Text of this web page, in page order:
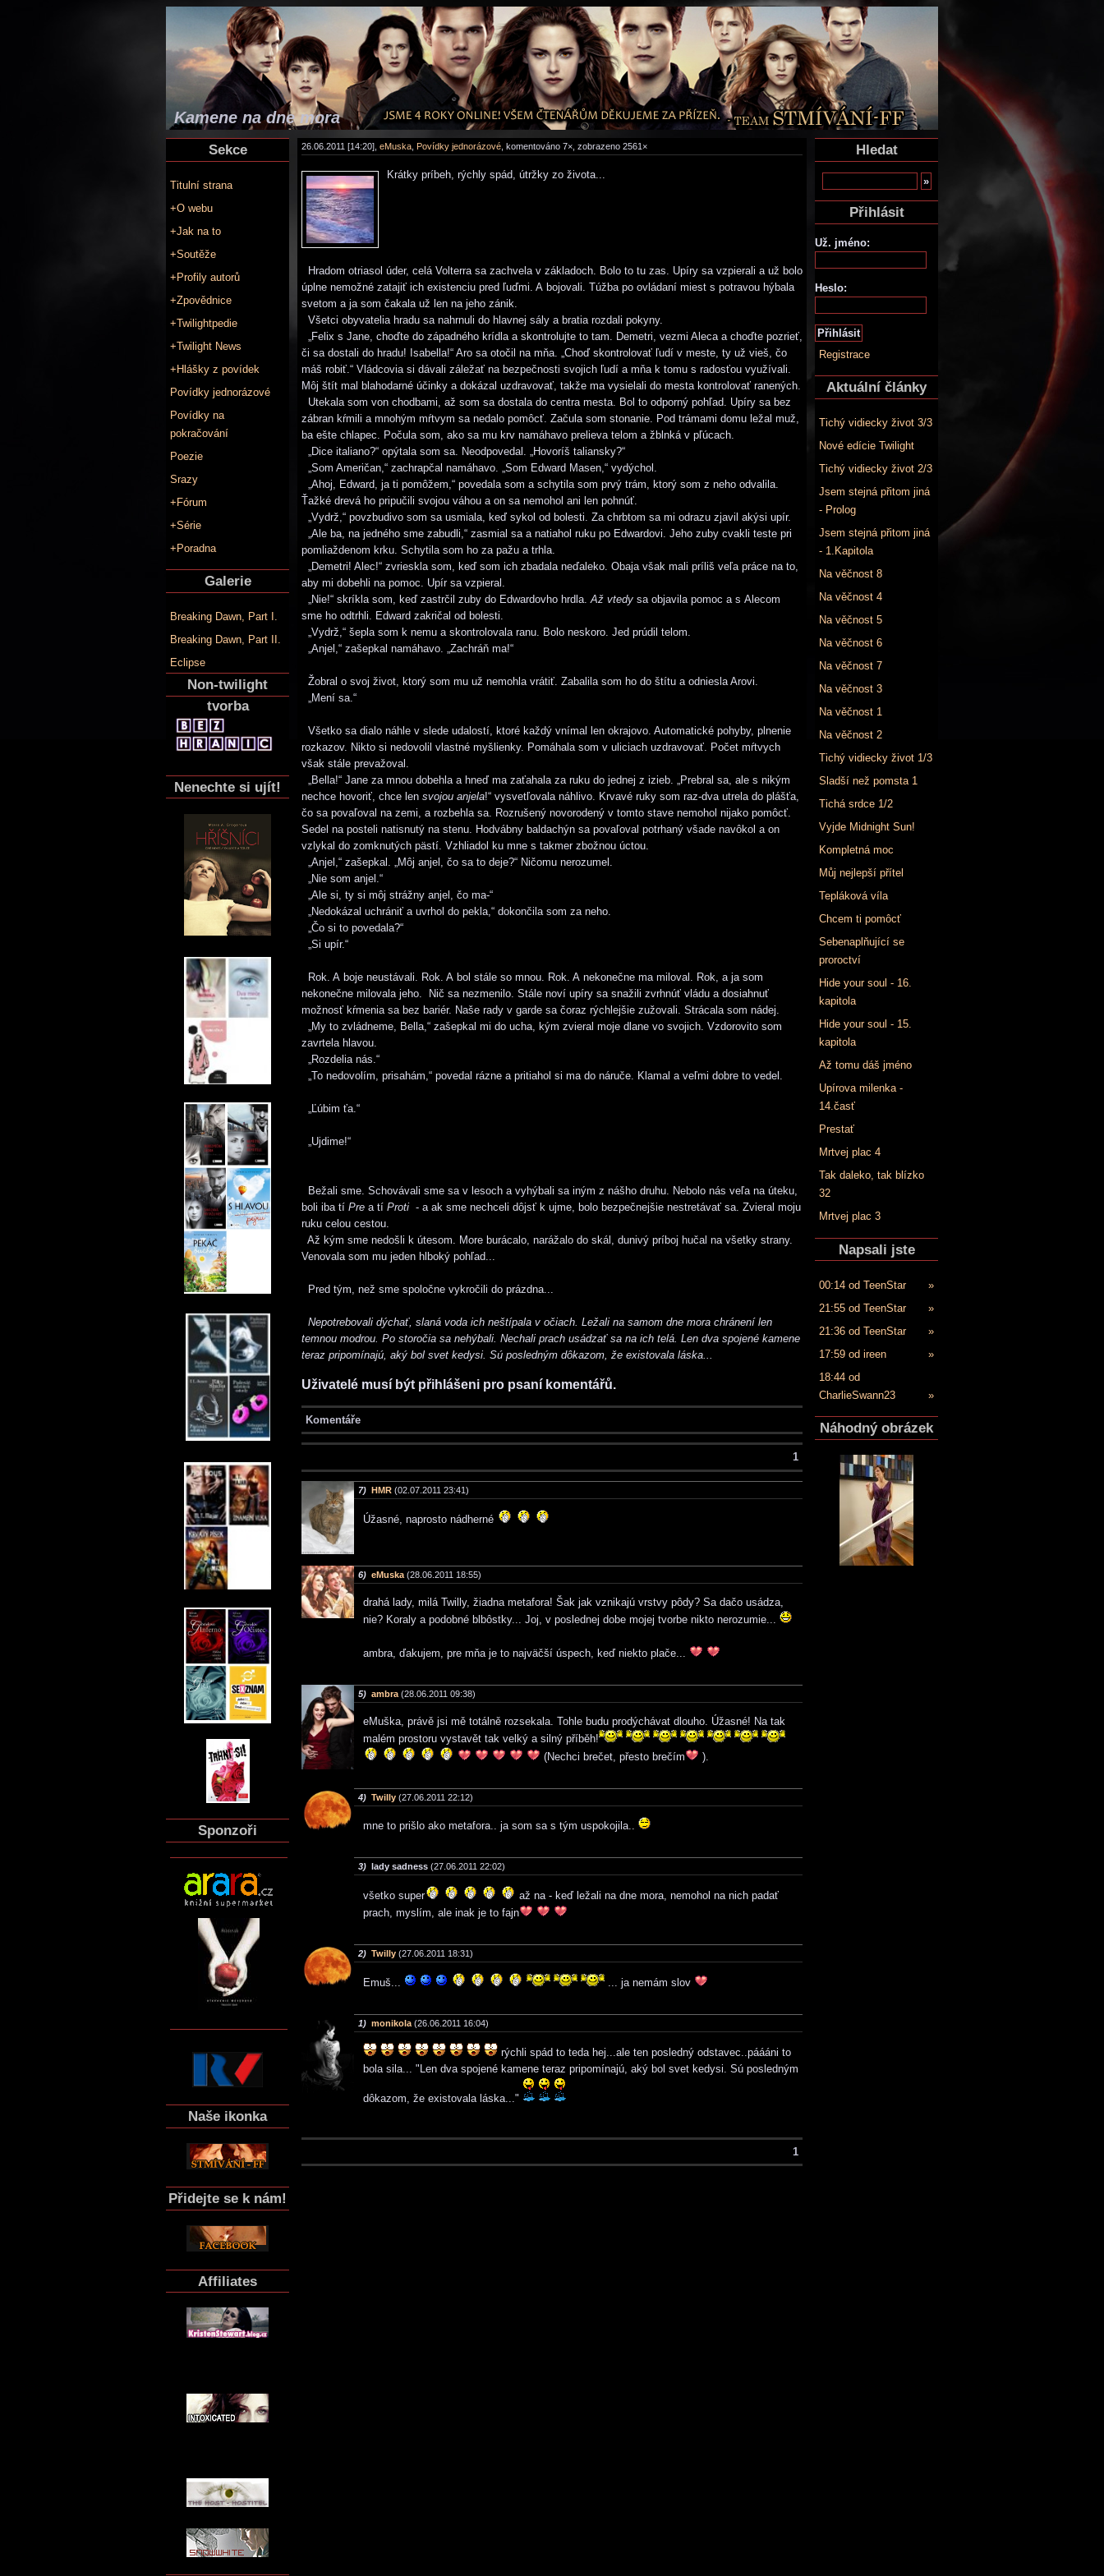
Kamene na dne mora
Sekce
Titulní strana
+O webu
+Jak na to
+Soutěže
+Profily autorů
+Zpovědnice
+Twilightpedie
+Twilight News
+Hlášky z povídek
Povídky jednorázové
Povídky na
pokračování
Poezie
Srazy
+Fórum
+Série
+Poradna
Galerie
Breaking Dawn, Part I.
Breaking Dawn, Part II.
Eclipse
Non-twilight
tvorba
Nenechte si ujít!
Sponzoři
Naše ikonka
Přidejte se k nám!
Affiliates
26.06.2011 [14:20], eMuska Povídky jednorázové , komentováno 7×, zobrazeno 2561×
Krátky príbeh, rýchly spád, útržky zo života...
Hradom otriasol úder, celá Volterra sa zachvela v základoch. Bolo to tu zas. Upíry sa vzpierali a už bolo
úplne nemožné zatajiť ich existenciu pred ľuďmi. A bojovali. Túžba po ovládaní miest s potravou hýbala
svetom a ja som čakala už len na jeho zánik.
Všetci obyvatelia hradu sa nahrnuli do hlavnej sály a bratia rozdali pokyny.
„Felix s Jane, choďte do západného krídla a skontrolujte to tam. Demetri, vezmi Aleca a choďte pozrieť,
či sa dostali do hradu! Isabella!“ Aro sa otočil na mňa. „Choď skontrolovať ľudí v meste, ty už vieš, čo
máš robiť.“ Vládcovia si dávali záležať na bezpečnosti svojich ľudí a mňa k tomu s radosťou využívali.
Môj štít mal blahodarné účinky a dokázal uzdravovať, takže ma vysielali do mesta kontrolovať ranených.
Utekala som von chodbami, až som sa dostala do centra mesta. Bol to odporný pohľad. Upíry sa bez
zábran kŕmili a mnohým mŕtvym sa nedalo pomôcť. Začula som stonanie. Pod trámami domu ležal muž,
ba ešte chlapec. Počula som, ako sa mu krv namáhavo prelieva telom a žblnká v pľúcach.
„Dice italiano?“ opýtala som sa. Neodpovedal. „Hovoríš taliansky?“
„Som Američan,“ zachrapčal namáhavo. „Som Edward Masen,“ vydýchol.
„Ahoj, Edward, ja ti pomôžem,“ povedala som a schytila som prvý trám, ktorý som z neho odvalila.
Ťažké drevá ho pripučili svojou váhou a on sa nemohol ani len pohnúť.
„Vydrž,“ povzbudivo som sa usmiala, keď sykol od bolesti. Za chrbtom sa mi odrazu zjavil akýsi upír.
„Ale ba, na jedného sme zabudli,“ zasmial sa a natiahol ruku po Edwardovi. Jeho zuby cvakli teste pri
pomliaždenom krku. Schytila som ho za pažu a trhla.
„Demetri! Alec!“ zvrieskla som, keď som ich zbadala neďaleko. Obaja však mali príliš veľa práce na to,
aby mi dobehli na pomoc. Upír sa vzpieral.
„Nie!“ skríkla som, keď zastrčil zuby do Edwardovho hrdla. Až vtedy sa objavila pomoc a s Alecom
sme ho odtrhli. Edward zakričal od bolesti.
„Vydrž,“ šepla som k nemu a skontrolovala ranu. Bolo neskoro. Jed prúdil telom.
„Anjel,“ zašepkal namáhavo. „Zachráň ma!“
Žobral o svoj život, ktorý som mu už nemohla vrátiť. Zabalila som ho do štítu a odniesla Arovi.
„Mení sa.“
Všetko sa dialo náhle v slede udalostí, ktoré každý vnímal len okrajovo. Automatické pohyby, plnenie
rozkazov. Nikto si nedovolil vlastné myšlienky. Pomáhala som v uliciach uzdravovať. Počet mŕtvych
však stále prevažoval.
„Bella!“ Jane za mnou dobehla a hneď ma zaťahala za ruku do jednej z izieb. „Prebral sa, ale s nikým
nechce hovoriť, chce len svojou anjela!“ vysvetľovala náhlivo. Krvavé ruky som raz-dva utrela do plášťa,
čo sa povaľoval na zemi, a rozbehla sa. Rozrušený novorodený v tomto stave nemohol nijako pomôcť.
Sedel na posteli natisnutý na stenu. Hodvábny baldachýn sa povaľoval potrhaný všade navôkol a on
vzlykal do zomknutých pästí. Vzhliadol ku mne s takmer zbožnou úctou.
„Anjel,“ zašepkal. „Môj anjel, čo sa to deje?“ Ničomu nerozumel.
„Nie som anjel.“
„Ale si, ty si môj strážny anjel, čo ma-“
„Nedokázal uchrániť a uvrhol do pekla,“ dokončila som za neho.
„Čo si to povedala?“
„Si upír.“
Rok. A boje neustávali. Rok. A bol stále so mnou. Rok. A nekonečne ma miloval. Rok, a ja som
nekonečne milovala jeho. Nič sa nezmenilo. Stále noví upíry sa snažili zvrhnúť vládu a dosiahnuť
možnosť kŕmenia sa bez bariér. Naše rady v garde sa čoraz rýchlejšie zužovali. Strácala som nádej.
„My to zvládneme, Bella,“ zašepkal mi do ucha, kým zvieral moje dlane vo svojich. Vzdorovito som
zavrtela hlavou.
„Rozdelia nás.“
„To nedovolím, prisahám,“ povedal rázne a pritiahol si ma do náruče. Klamal a veľmi dobre to vedel.
„Ľúbim ťa.“
„Ujdime!“
Bežali sme. Schovávali sme sa v lesoch a vyhýbali sa iným z nášho druhu. Nebolo nás veľa na úteku,
boli iba tí Pre a tí Proti - a ak sme nechceli dôjsť k ujme, bolo bezpečnejšie nestretávať sa. Zvieral moju
ruku celou cestou.
Až kým sme nedošli k útesom. More burácalo, narážalo do skál, dunivý príboj hučal na všetky strany.
Venovala som mu jeden hlboký pohľad...
Pred tým, než sme spoločne vykročili do prázdna...
Nepotrebovali dýchať, slaná voda ich neštípala v očiach. Ležali na samom dne mora chránení len
temnou modrou. Po storočia sa nehýbali. Nechali prach usádzať sa na ich telá. Len dva spojené kamene
teraz pripomínajú, aký bol svet kedysi. Sú posledným dôkazom, že existovala láska...
Uživatelé musí být přihlášeni pro psaní komentářů.
Komentáře
1
7) HMR (02.07.2011 23:41)
Úžasné, naprosto nádherné
6) eMuska (28.06.2011 18:55)
drahá lady, milá Twilly, žiadna metafora! Šak jak vznikajú vrstvy pôdy? Sa dačo usádza,
nie? Koraly a podobné blbôstky... Joj, v poslednej dobe mojej tvorbe nikto nerozumie...
ambra, ďakujem, pre mňa je to najväčší úspech, keď niekto plače...
5) ambra (28.06.2011 09:38)
eMuška, právě jsi mě totálně rozsekala. Tohle budu prodýchávat dlouho. Úžasné! Na tak
malém prostoru vystavět tak velký a silný příběh!
(Nechci brečet, přesto brečím
).
4) Twilly (27.06.2011 22:12)
mne to prišlo ako metafora.. ja som sa s tým uspokojila..
3) lady sadness (27.06.2011 22:02)
všetko super
až na - keď ležali na dne mora, nemohol na nich padať
prach, myslím, ale inak je to fajn
2) Twilly (27.06.2011 18:31)
Emuš... ... ja nemám slov
1) monikola (26.06.2011 16:04)
rýchli spád to teda hej...ale ten posledný odstavec..páááni to
bola sila... "Len dva spojené kamene teraz pripomínajú, aký bol svet kedysi. Sú posledným
dôkazom, že existovala láska..."
1
Hledat
Přihlásit
Už. jméno:
Heslo:
Registrace
Aktuální články
Tichý vidiecky život 3/3
Nové edície Twilight
Tichý vidiecky život 2/3
Jsem stejná přitom jiná
- Prolog
Jsem stejná přitom jiná
- 1.Kapitola
Na věčnost 8
Na věčnost 4
Na věčnost 5
Na věčnost 6
Na věčnost 7
Na věčnost 3
Na věčnost 1
Na věčnost 2
Tichý vidiecky život 1/3
Sladší než pomsta 1
Tichá srdce 1/2
Vyjde Midnight Sun!
Kompletná moc
Můj nejlepší přítel
Tepláková víla
Chcem ti pomôcť
Sebenaplňující se
proroctví
Hide your soul - 16.
kapitola
Hide your soul - 15.
kapitola
Až tomu dáš jméno
Upírova milenka -
14.časť
Prestať
Mrtvej plac 4
Tak daleko, tak blízko
32
Mrtvej plac 3
Napsali jste
00:14 od TeenStar
»
21:55 od TeenStar
»
21:36 od TeenStar
»
17:59 od ireen
»
18:44 od
CharlieSwann23
»
Náhodný obrázek